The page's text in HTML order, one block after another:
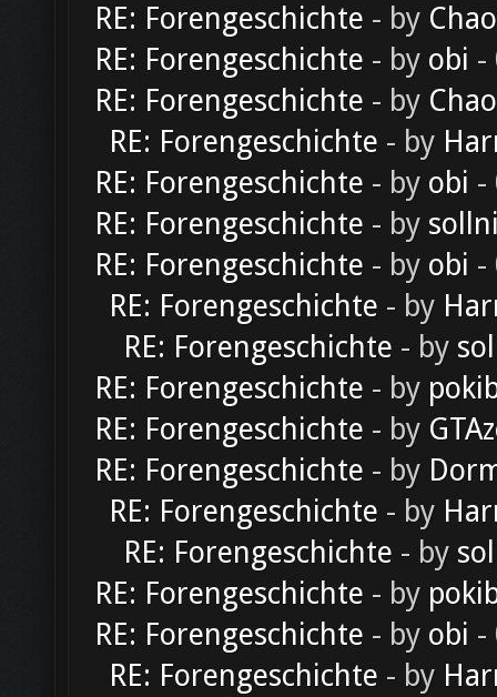
RE: Forengeschichte - by
RE: Forengeschichte - by obi -
RE: Forengeschichte - by
RE: Forengeschichte - by
RE: Forengeschichte - by obi -
RE: Forengeschichte - by
RE: Forengeschichte - by obi -
RE: Forengeschichte - by
RE: Forengeschichte - by
RE: Forengeschichte - by
RE: Forengeschichte - by
RE: Forengeschichte - by
RE: Forengeschichte - by
RE: Forengeschichte - by
RE: Forengeschichte - by
RE: Forengeschichte - by obi -
RE: Forengeschichte - by